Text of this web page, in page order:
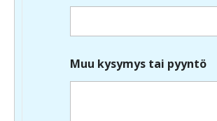
Muu kysymys tai pyyntö